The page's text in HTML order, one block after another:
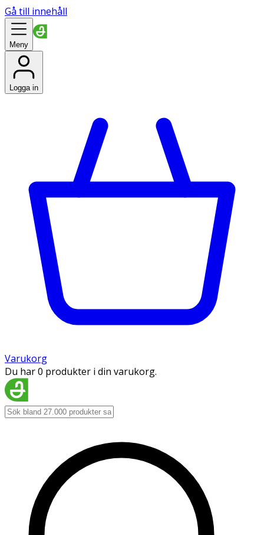
Gå till innehåll
Meny
Logga in
Varukorg
Du har 0 produkter i din varukorg.